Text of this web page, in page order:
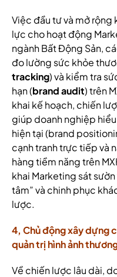
Việc đầu tư và mở rộng
lực cho hoạt động
ngành Bất Động Sản,
đo lường sức khỏe
tracking) và kiểm tra
hạn (brand audit) trên
khai kế hoạch, chiến
giúp doanh nghiệp
hiện tại (brand
cạnh tranh trực tiếp và
hàng tiềm năng trên
khai Marketing sát
tâm” và chinh phục
lược.
4, Chủ động xây dựng
quản trị hình ảnh
Về chiến lược lâu dài,